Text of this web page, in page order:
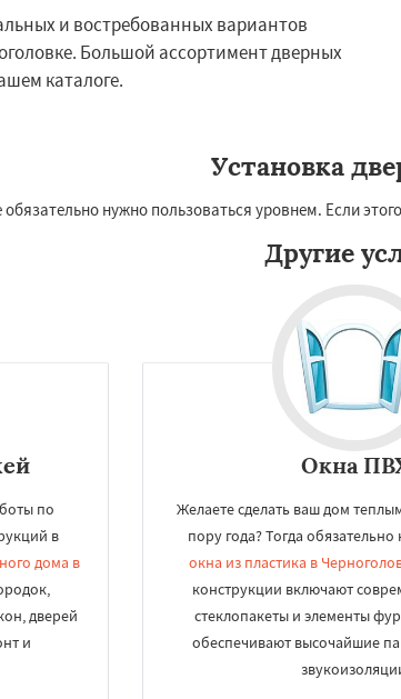
и востребованных вариантов
Большой ассортимент дверных
каталоге.
Установка
нужно пользоваться уровнем. Если
Другие
по
в
дома в
дверей
и
Окна
Желаете сделать ваш дом
пору года? Тогда
окна из пластика в
конструкции включают
стеклопакеты и элементы
обеспечивают высочайшие